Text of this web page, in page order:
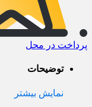
پرداخت در محل
توضیحات
نمایش بیشتر